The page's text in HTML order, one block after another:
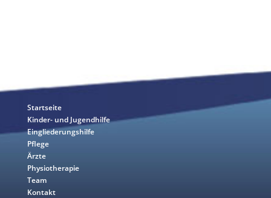
Startseite
Kinder- und Jugendhilfe
Eingliederungshilfe
Pflege
Ärzte
Physiotherapie
Team
Kontakt